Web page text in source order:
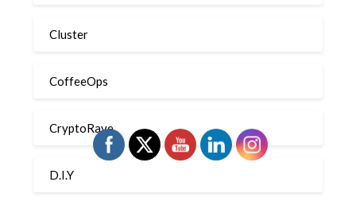
Cluster
CoffeeOps
CryptoRave
D.I.Y